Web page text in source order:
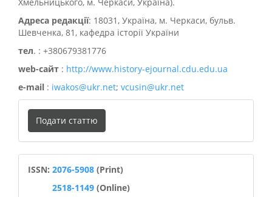
Адреса редакції: 18031, Україна, м. Черкаси, бульв.
Шевченка, 81, кафедра історії України
тел. : +380679381776
web-сайт : http://www.history-ejournal.cdu.edu.ua
e-mail : iwakos@ukr.net; vcusin@ukr.net
Подати
статтю
Подати статтю
ISSN
ISSN: 2076-5908 (Print)
2518-1149 (Online)